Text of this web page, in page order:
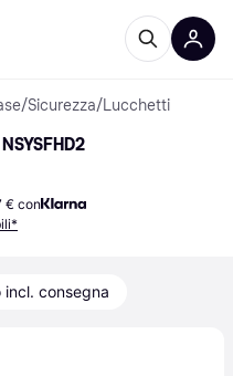
/Sicurezza/Lucchetti
€ con
incl. consegna